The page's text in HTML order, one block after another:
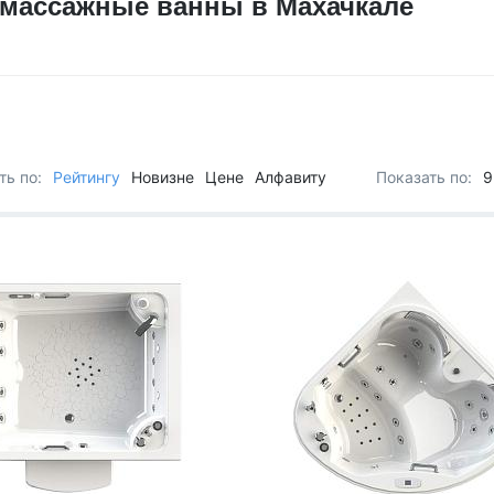
США
Из Германии
Из Китая
Из Канады
Из Венгрии
Из Чехии
Из Испании
Vita Spa
Villeroy & Boch
Wellis
Jazzi Pool
JNJ Spas
Sundance Spas
Yokozuna
ванны в Махачкале
по: Рейтингу Новизне Цене Алфавиту Показать по: 9